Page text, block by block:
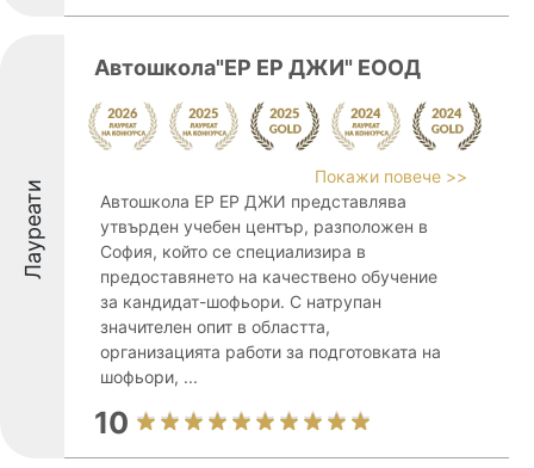
Лауреати
Автошкола"ЕР ЕР ДЖИ" ЕООД
Покажи повече >>
Автошкола ЕР ЕР ДЖИ представлява
утвърден учебен център, разположен в
София, който се специализира в
предоставянето на качествено обучение
за кандидат-шофьори. С натрупан
значителен опит в областта,
организацията работи за подготовката на
шофьори, ...
10